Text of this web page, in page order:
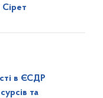
в ЄСДР
та